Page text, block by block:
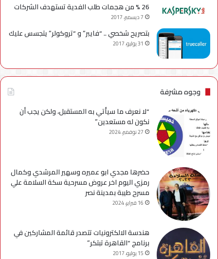
26 % من هجمات طلب الفدية تستهدف الشركات
7 ديسمبر، 2017
بتصريح شخصي .. “فايبر” و “تروكولر” يتجسس عليك
31 يوليو، 2017
وجوه مشرفة
“لا نعرف ما سيأتي به المستقبل، ولكن يجب أن
نكون له مستعدين”
27 نوفمبر، 2024
حضرها مجدي ابو عميره وسهير المرشدي وكمال
رمزي اليوم اخر عروض مسرحية سكة السلامة علي
مسرح طيبة بمدينة نصر
16 فبراير، 2024
هندسة الالكترونيات تتصدر قائمة المشاركين في
برنامج “القاهرة تبتكر”
15 يوليو، 2017